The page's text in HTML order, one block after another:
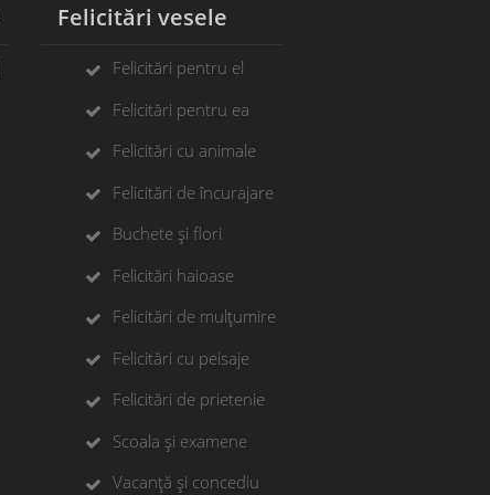
Felicitări vesele
Felicitări pentru el
Felicitări pentru ea
Felicitări cu animale
Felicitări de încurajare
Buchete și flori
Felicitări haioase
Felicitări de mulțumire
Felicitări cu peisaje
Felicitări de prietenie
Scoala și examene
Vacanță și concediu